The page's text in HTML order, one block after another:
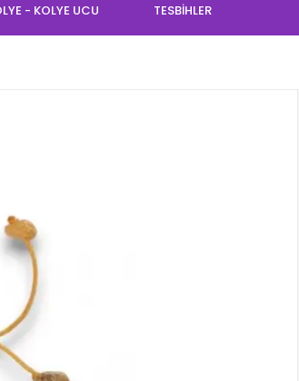
- KOLYE UCU TESBİHLER